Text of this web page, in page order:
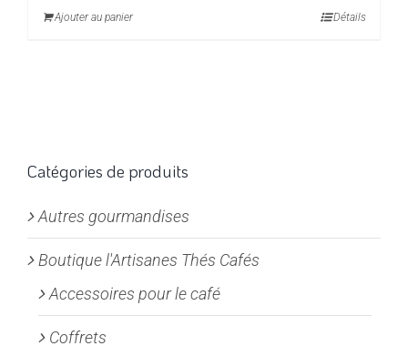
Ajouter au panier Détails
Catégories de produits
Autres gourmandises
Boutique l'Artisanes Thés Cafés
Accessoires pour le café
Coffrets